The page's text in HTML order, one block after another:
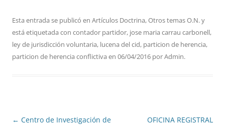
Esta entrada se publicó en Artículos Doctrina,Otros temas O.N.y
está etiquetada con contador partidor, jose maria carrau carbonell,
ley de jurisdicción voluntaria, lucena del cid, particion de herencia,
particion de herencia conflictiva en 06/04/2016 porAdmin.
Navegación
← Centro de Investigación de OFICINA REGISTRAL